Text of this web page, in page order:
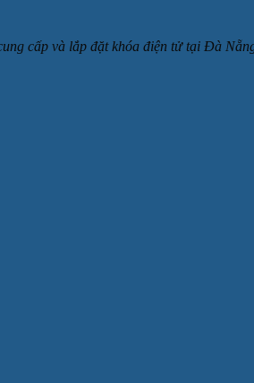
cấp và lắp đặt khóa điện tử tại Đà